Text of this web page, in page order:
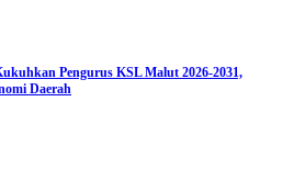
Pengurus KSL Malut 2026-2031,
Daerah